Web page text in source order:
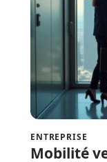
ENTREPRISE
Mobilité